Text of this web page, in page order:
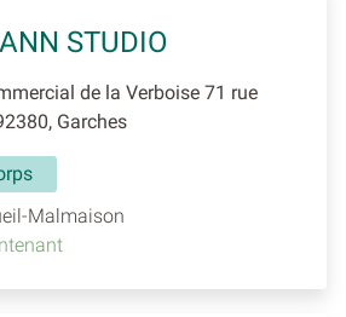
STUDIO
de la Verboise 71 rue
Garches
Malmaison